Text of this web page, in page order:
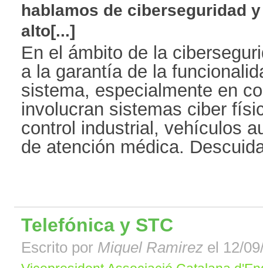
hablamos de ciberseguridad
alto[...]
En el ámbito de la
a la garantía de la
sistema, especialmente en
involucran sistemas ciber
control industrial, vehículos
de atención médica.
Telefónica y STC
Escrito por Miquel Ramirez el 12/